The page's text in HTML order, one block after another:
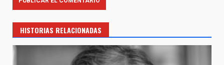
HISTORIAS RELACIONADAS